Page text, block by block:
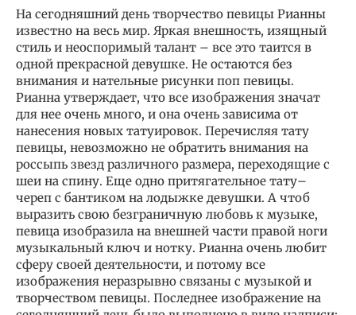
На сегодняшний день творчество певицы Рианны
известно на весь мир. Яркая внешность, изящный
стиль и неоспоримый талант – все это таится в
одной прекрасной девушке. Не остаются без
внимания и нательные рисунки поп певицы.
Рианна утверждает, что все изображения значат
для нее очень много, и она очень зависима от
нанесения новых татуировок. Перечисляя тату
певицы, невозможно не обратить внимания на
россыпь звезд различного размера, переходящие с
шеи на спину. Еще одно притягательное тату–
череп с бантиком на лодыжке девушки. А чтоб
выразить свою безграничную любовь к музыке,
певица изобразила на внешней части правой ноги
музыкальный ключ и нотку. Рианна очень любит
сферу своей деятельности, и потому все
изображения неразрывно связаны с музыкой и
творчеством певицы. Последнее изображение на